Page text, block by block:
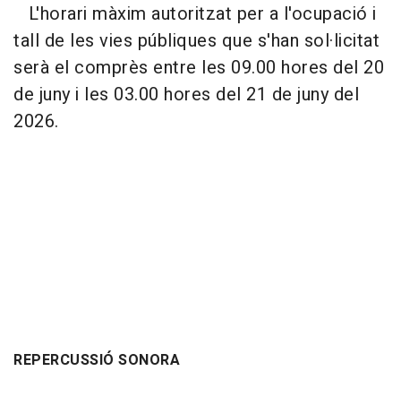
L'horari màxim autoritzat per a l'ocupació i
tall de les vies públiques que s'han sol·licitat
serà el comprès entre les 09.00 hores del 20
de juny i les 03.00 hores del 21 de juny del
2026.
REPERCUSSIÓ SONORA